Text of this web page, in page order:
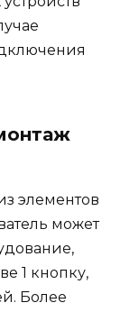
элементов
может
1 кнопку,
Более